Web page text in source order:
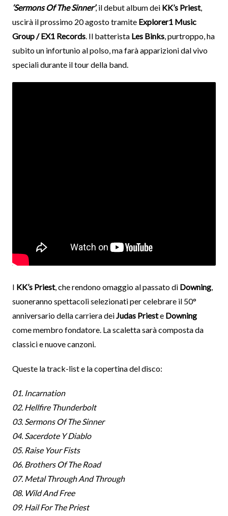
‘Sermons Of The Sinner’, il debut album deiKK’s Priest,
uscirà il prossimo 20 agosto tramite Explorer1 Music
Group / EX1 Records. Il batterista Les Binks, purtroppo, ha
subito un infortunio al polso, ma farà apparizioni dal vivo
speciali durante il tour della band.
I KK’s Priest, che rendono omaggio al passato di Downing,
suoneranno spettacoli selezionati per celebrare il 50°
anniversario della carriera deiJudas Prieste Downing
come membro fondatore. La scaletta sarà composta da
classici e nuove canzoni.
Queste la track-list e la copertina del disco:
01. Incarnation
02. Hellfire Thunderbolt
03. Sermons Of The Sinner
04. Sacerdote Y Diablo
05. Raise Your Fists
06. Brothers Of The Road
07. Metal Through And Through
08. Wild And Free
09. Hail For The Priest